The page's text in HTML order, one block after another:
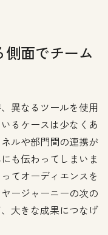
面でチーム
異なるツールを使用
るケースは少なくあ
ルや部門間の連携が
も伝わってしまいま
てオーディエンスを
ージャーニーの次の
大きな成果につなげ